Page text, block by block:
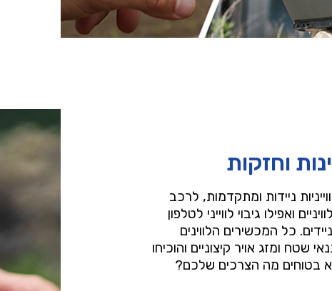
וחזקות
ניידות ומתקדמות, לרכב
ואפילו גיבוי לווייני לטלפון
כל המכשירים הלווינים
ומזג אויר קיצוניים והוכיחו
בטוחים מה הצרכים שלכם?